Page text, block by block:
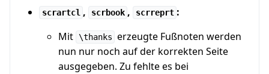
scrartcl , scrbook , scrreprt :
Mit \thanks erzeugte Fußnoten werden
nun nur noch auf der korrekten Seite
ausgegeben. Zu fehlte es bei